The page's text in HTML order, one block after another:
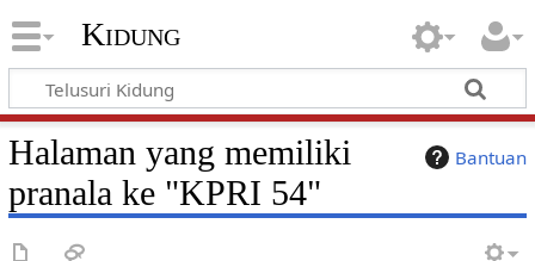
Kidung
Bantuan
Halaman yang memiliki
pranala ke "KPRI 54"